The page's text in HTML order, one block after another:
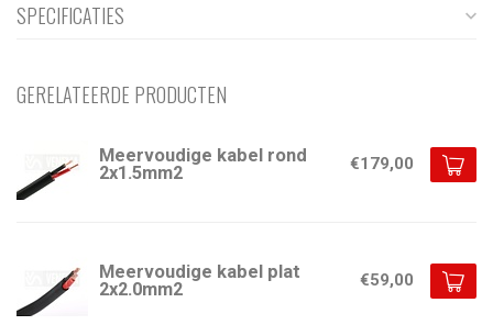
SPECIFICATIES
GERELATEERDE PRODUCTEN
Meervoudige kabel rond
2x1.5mm2
€179,00
Meervoudige kabel plat
2x2.0mm2
€59,00